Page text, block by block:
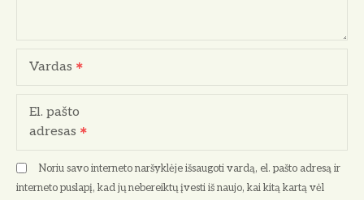
Vardas
El. pašto
adresas
Noriu savo interneto naršyklėje išsaugoti vardą, el. pašto adresą ir
interneto puslapį, kad jų nebereiktų įvesti iš naujo, kai kitą kartą vėl